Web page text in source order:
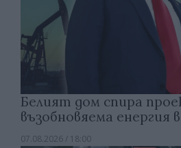
Белият дом спира
възобновяема енергия
07.08.2026 / 18:00